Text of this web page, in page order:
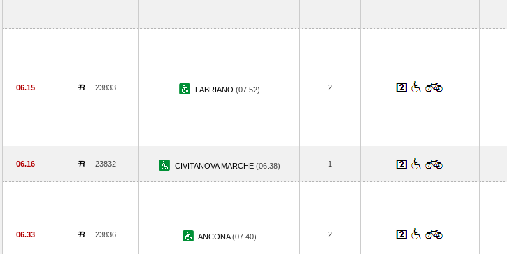
06.15 23833 FABRIANO (07.52) 2
06.16 23832 CIVITANOVA MARCHE (06.38) 1
06.33 23836 ANCONA(07.40) 2